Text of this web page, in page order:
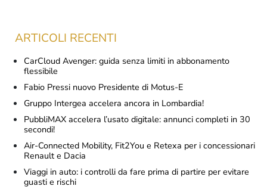
ARTICOLI RECENTI
CarCloud Avenger: guida senza limiti in abbonamento
flessibile
Fabio Pressi nuovo Presidente di Motus-E
Gruppo Intergea accelera ancora in Lombardia!
PubbliMAX accelera l’usato digitale: annunci completi in 30
secondi!
Air-Connected Mobility, Fit2You e Retexa per i concessionari
Renault e Dacia
Viaggi in auto: i controlli da fare prima di partire per evitare
guasti e rischi